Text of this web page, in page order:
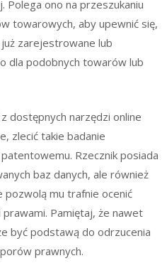
Polega ono na przeszukaniu
towarowych, aby upewnić się,
zarejestrowane lub
dla podobnych towarów lub
dostępnych narzędzi online
zlecić takie badanie
Rzecznik posiada
baz danych, ale również
pozwolą mu trafnie ocenić
Pamiętaj, że nawet
być podstawą do odrzucenia
prawnych.